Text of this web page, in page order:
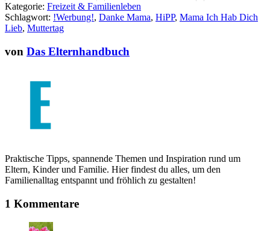
Kategorie: Freizeit & Familienleben
Schlagwort: !Werbung!, Danke Mama, HiPP, Mama Ich Hab Dich
Lieb, Muttertag
von Das Elternhandbuch
Praktische Tipps, spannende Themen und Inspiration rund um
Eltern, Kinder und Familie. Hier findest du alles, um den
Familienalltag entspannt und fröhlich zu gestalten!
1 Kommentare